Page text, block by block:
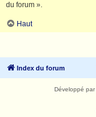
du forum ».
Haut
Index du forum
Développé par